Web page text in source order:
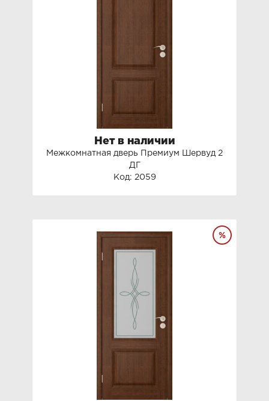
Нет в наличии
Межкомнатная дверь Премиум Шервуд 2
ДГ
Код: 2059